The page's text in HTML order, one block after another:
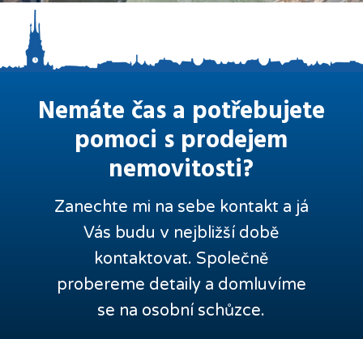
Nemáte čas a potřebujete
pomoci s prodejem
nemovitosti?
Zanechte mi na sebe kontakt a já
Vás budu v nejbližší době
kontaktovat. Společně
probereme detaily a domluvíme
se na osobní schůzce.